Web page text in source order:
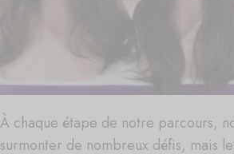
À chaque étape de notre parcours,
surmonter de nombreux défis, mais